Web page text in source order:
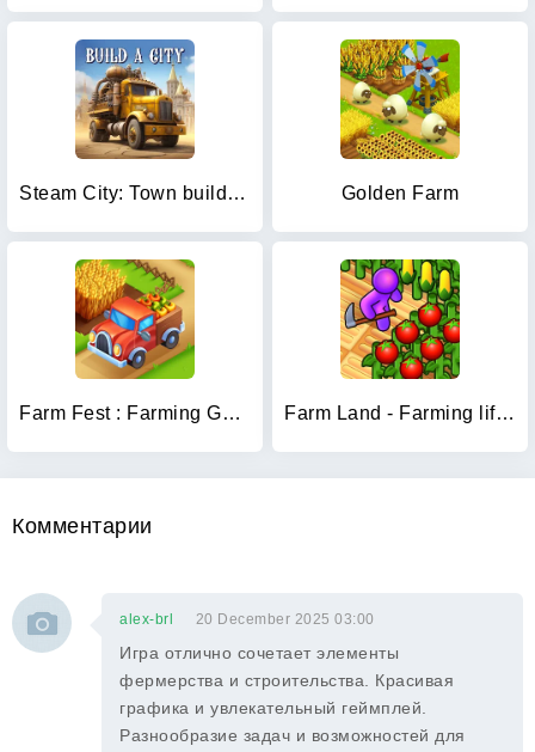
Steam City: Town building game Golden Farm
Farm Fest : Farming Games Farm Land - Farming life game
Комментарии
alex-brl 20 December 2025 03:00
Игра отлично сочетает элементы
фермерства и строительства. Красивая
графика и увлекательный геймплей.
Разнообразие задач и возможностей для